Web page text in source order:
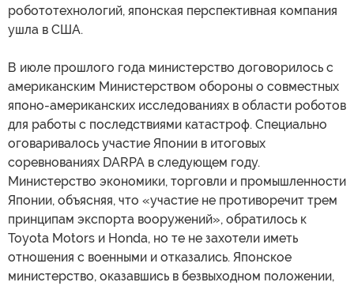
робототехнологий, японская перспективная компания
ушла в США.
В июле прошлого года министерство договорилось с
американским Министерством обороны о совместных
японо-американских исследованиях в области роботов
для работы с последствиями катастроф. Специально
оговаривалось участие Японии в итоговых
соревнованиях DARPA в следующем году.
Министерство экономики, торговли и промышленности
Японии, объясняя, что «участие не противоречит трем
принципам экспорта вооружений», обратилось к
Toyota Motors и Honda, но те не захотели иметь
отношения с военными и отказались. Японское
министерство, оказавшись в безвыходном положении,